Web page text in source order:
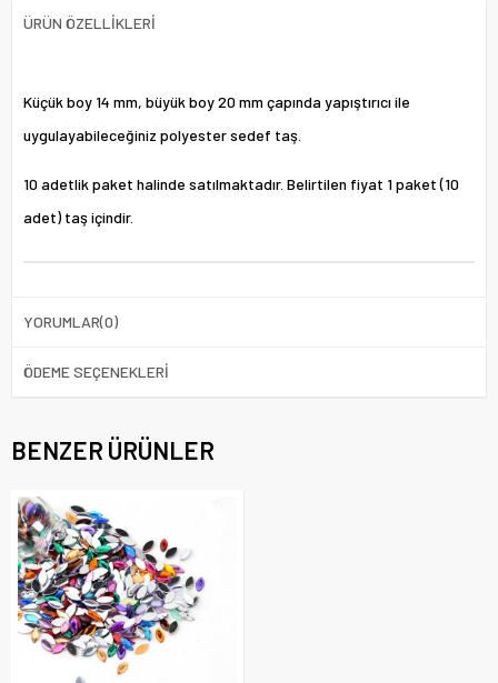
ÜRÜN ÖZELLIKLERI
Küçük boy 14 mm, büyük boy 20 mm çapında yapıştırıcı ile
uygulayabileceğiniz polyester sedef taş.
10 adetlik paket halinde satılmaktadır. Belirtilen fiyat 1 paket (10
adet) taş içindir.
YORUMLAR(0)
ÖDEME SEÇENEKLERI
BENZER ÜRÜNLER